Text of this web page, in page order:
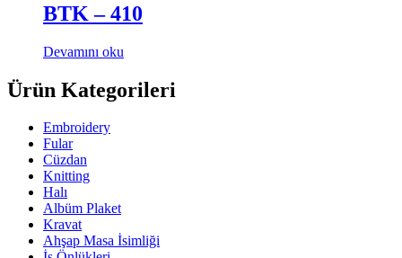
BTK – 410
Devamını oku
Ürün Kategorileri
Embroidery
Fular
Cüzdan
Knitting
Halı
Albüm Plaket
Kravat
Ahşap Masa İsimliği